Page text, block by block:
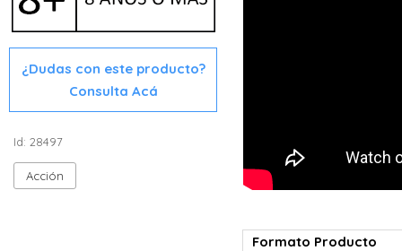
¿Dudas con este producto?
Consulta Acá
Id: 28497
Acción
Formato Producto